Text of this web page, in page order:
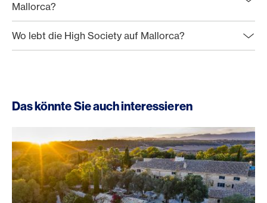
Mallorca?
Wo lebt die High Society auf Mallorca?
Das könnte Sie auch interessieren